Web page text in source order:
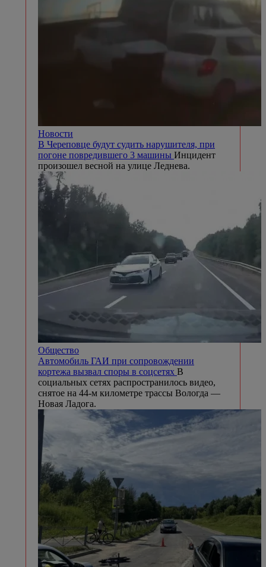
Новости
В Череповце будут судить нарушителя, при
погоне повредившего 3 машины Инцидент
произошел весной на улице Леднева.
Общество
Автомобиль ГАИ при сопровождении
кортежа вызвал споры в соцсетях В
социальных сетях распространилось видео,
снятое на 44-м километре трассы Вологда —
Новая Ладога.